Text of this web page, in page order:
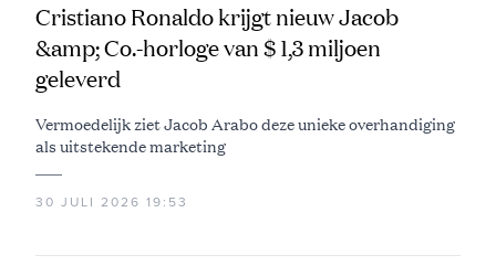
Cristiano Ronaldo krijgt nieuw Jacob
&amp; Co.-horloge van $ 1,3 miljoen
geleverd
Vermoedelijk ziet Jacob Arabo deze unieke overhandiging
als uitstekende marketing
30 JULI 2026 19:53